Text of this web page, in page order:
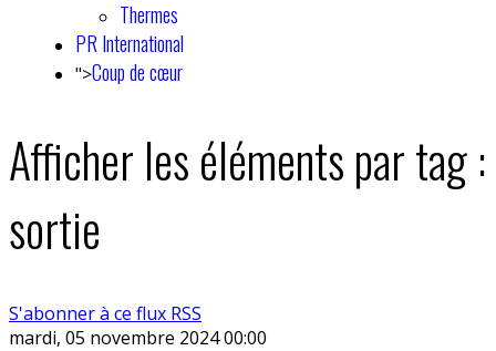
Thermes
PR International
">Coup de cœur
Afficher les éléments par tag :
sortie
S'abonner à ce flux RSS
mardi, 05 novembre 2024 00:00